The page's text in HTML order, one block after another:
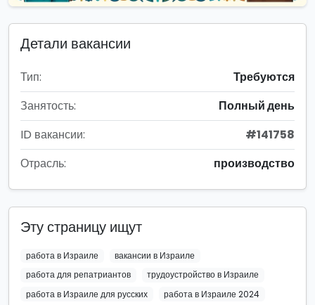
Детали вакансии
Тип:
Требуются
Занятость:
Полный день
ID вакансии:
#141758
Отрасль:
производство
Эту страницу ищут
работа в Израиле
вакансии в Израиле
работа для репатриантов
трудоустройство в Израиле
работа в Израиле для русских
работа в Израиле 2024